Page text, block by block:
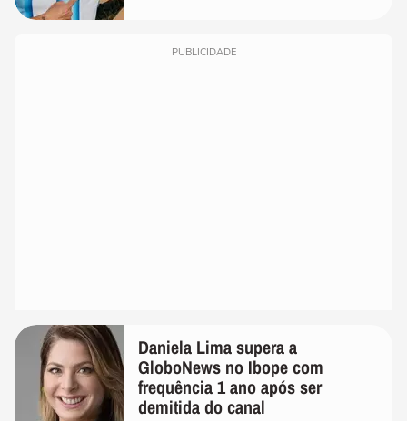
PUBLICIDADE
Daniela Lima supera a
GloboNews no Ibope com
frequência 1 ano após ser
demitida do canal